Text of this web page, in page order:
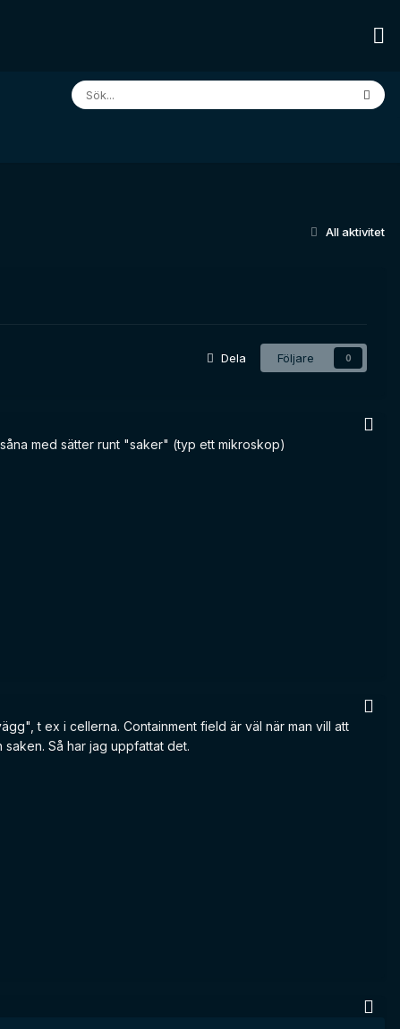
All aktivitet
Dela Följare 0
med sätter runt "saker" (typ ett mikroskop)
t ex i cellerna. Containment field är väl när man vill att
Så har jag uppfattat det.